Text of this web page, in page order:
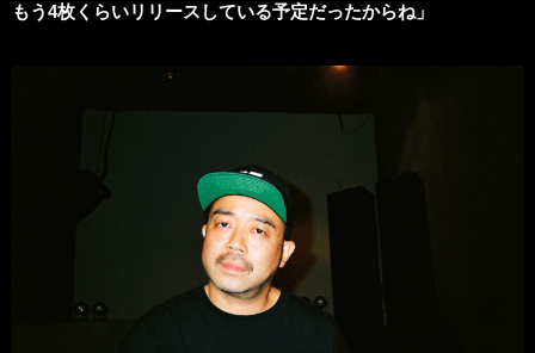
もう4枚くらいリリースしている予定だったからね」